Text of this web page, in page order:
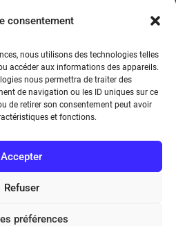
consentement
nous utilisons des technologies telles
accéder aux informations des appareils.
nous permettra de traiter des
de navigation ou les ID uniques sur ce
de retirer son consentement peut avoir
et fonctions.
Accepter
Refuser
préférences
d’André-
de Vente
75116 Paris
6 et « Iéna » Ligne 9
37 17
Code APE : 9412Z TVA intra-